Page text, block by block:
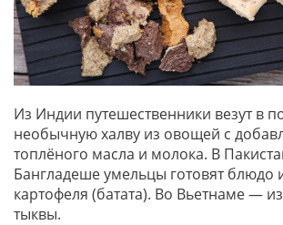
Из Индии путешественники везут в
необычную халву из овощей с
топлёного масла и молока. В
Бангладеше умельцы готовят блюдо
картофеля (батата). Во Вьетнаме —
тыквы.